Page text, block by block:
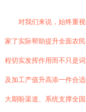
对我们来说，始终重
家了实际帮助提升全面农
程切实发挥作用而不只是
及加工产值升高添一件合
大期盼渠道、系统支撑全